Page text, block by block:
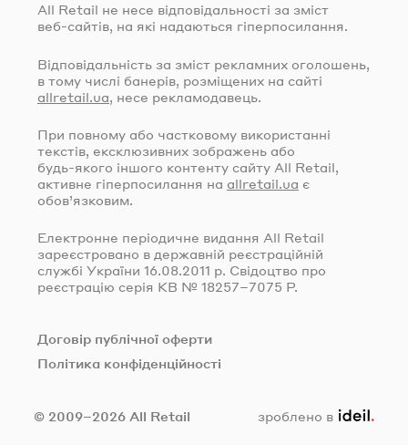
All Retail не несе відповідальності за зміст
веб-сайтів, на які надаються гіперпосилання.
Відповідальність за зміст рекламних оголошень,
в тому числі банерів, розміщених на сайті
allretail.ua , несе рекламодавець.
При повному або частковому використанні
текстів, ексклюзивних зображень або
будь-якого іншого контенту сайту All Retail,
активне гіперпосилання на allretail.ua є
обов’язковим.
Електронне періодичне видання All Retail
зареєстровано в державній реєстраційній
службі України 16.08.2011 р. Свідоцтво про
реєстрацію серія КВ № 18257–7075 Р.
Договір публічної оферти
Політика конфіденційності
© 2009–2026 All Retail зроблено в ideil.